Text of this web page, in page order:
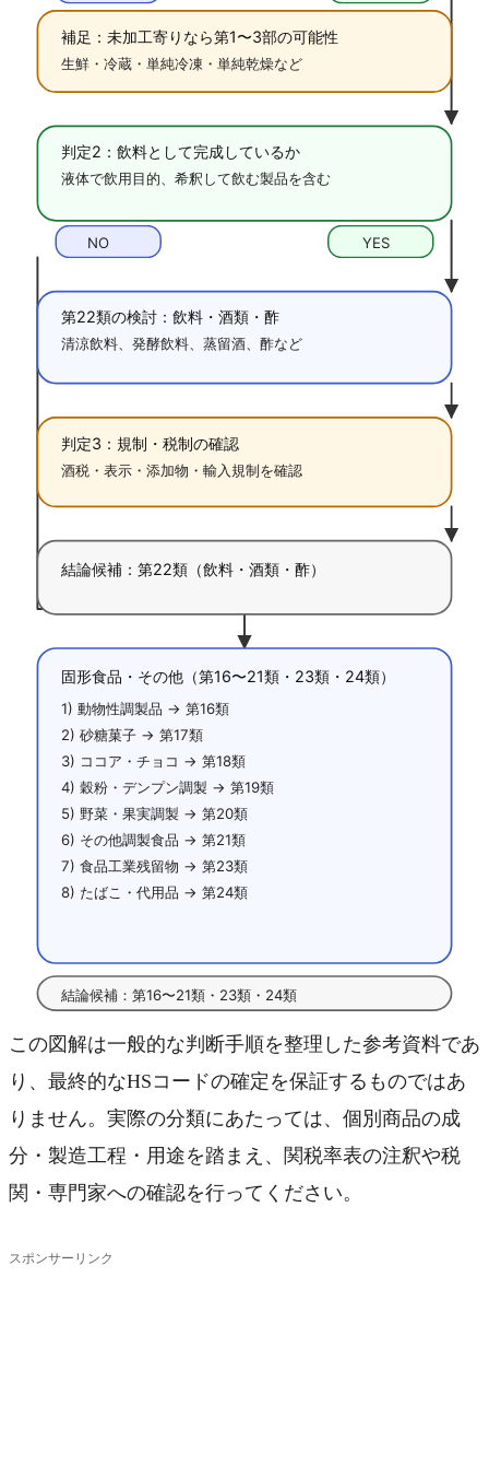
補足：未加工寄りなら第1〜3部の可能性
生鮮・冷蔵・単純冷凍・単純乾燥など
判定2：飲料として完成しているか
液体で飲用目的、希釈して飲む製品を含む
YES
NO
第22類の検討：飲料・酒類・酢
清涼飲料、発酵飲料、蒸留酒、酢など
判定3：規制・税制の確認
酒税・表示・添加物・輸入規制を確認
結論候補：第22類（飲料・酒類・酢）
固形食品・その他（第16〜21類・23類・24類）
1) 動物性調製品 → 第16類
2) 砂糖菓子 → 第17類
3) ココア・チョコ → 第18類
4) 穀粉・デンプン調製 → 第19類
5) 野菜・果実調製 → 第20類
6) その他調製食品 → 第21類
7) 食品工業残留物 → 第23類
8) たばこ・代用品 → 第24類
結論候補：第16〜21類・23類・24類
この図解は一般的な判断手順を整理した参考資料であ
り、最終的なHSコードの確定を保証するものではあ
りません。実際の分類にあたっては、個別商品の成
分・製造工程・用途を踏まえ、関税率表の注釈や税
関・専門家への確認を行ってください。
スポンサーリンク